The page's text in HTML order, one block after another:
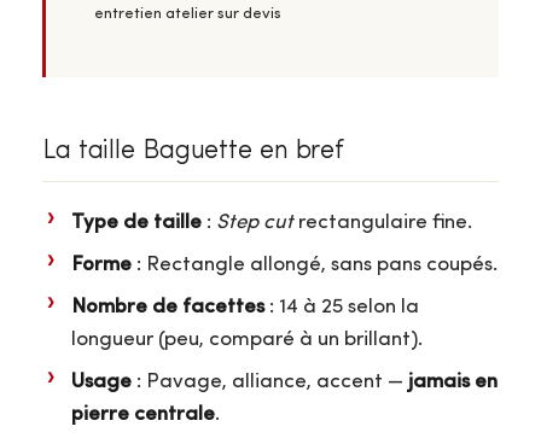
entretien atelier sur devis
La taille Baguette en bref
Type de taille : Step cutrectangulaire fine.
Forme : Rectangle allongé, sans pans coupés.
Nombre de facettes: 14 à 25 selon la
longueur (peu, comparé à un brillant).
Usage : Pavage, alliance, accent — jamais en
pierre centrale.